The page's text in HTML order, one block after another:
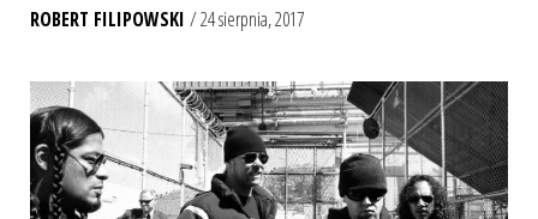
ROBERT FILIPOWSKI / 24 sierpnia, 2017